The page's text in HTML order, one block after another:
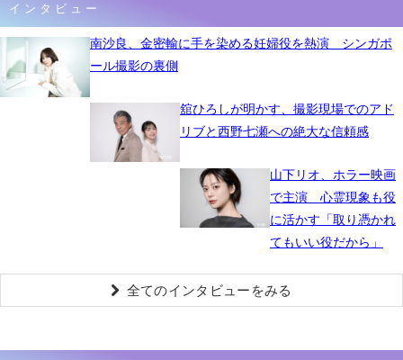
インタビュー
南沙良、金密輸に手を染める妊婦役を熱演 シンガポ
ール撮影の裏側
舘ひろしが明かす、撮影現場でのアド
リブと西野七瀬への絶大な信頼感
山下リオ、ホラー映画
で主演 心霊現象も役
に活かす「取り憑かれ
てもいい役だから」
全てのインタビューをみる